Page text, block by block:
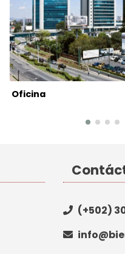
Oficina
(+502)